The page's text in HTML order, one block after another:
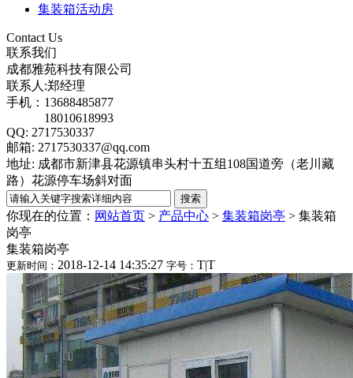
集装箱活动房
Contact Us
联系我们
成都雅苑科技有限公司
联系人:郑经理
手机：13688485877
18010618993
QQ: 2717530337
邮箱: 2717530337@qq.com
地址: 成都市新津县花源镇串头村十五组108国道旁（老川藏
路）花源停车场斜对面
你现在的位置： 网站首页 > 产品中心 > 集装箱岗亭 > 集装箱
岗亭
集装箱岗亭
更新时间： 2018-12-14 14:35:27 字号： T|T